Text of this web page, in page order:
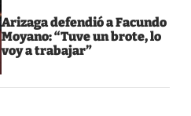
Arizaga defendió a Facundo
Moyano: “Tuve un brote, lo
voy a trabajar”